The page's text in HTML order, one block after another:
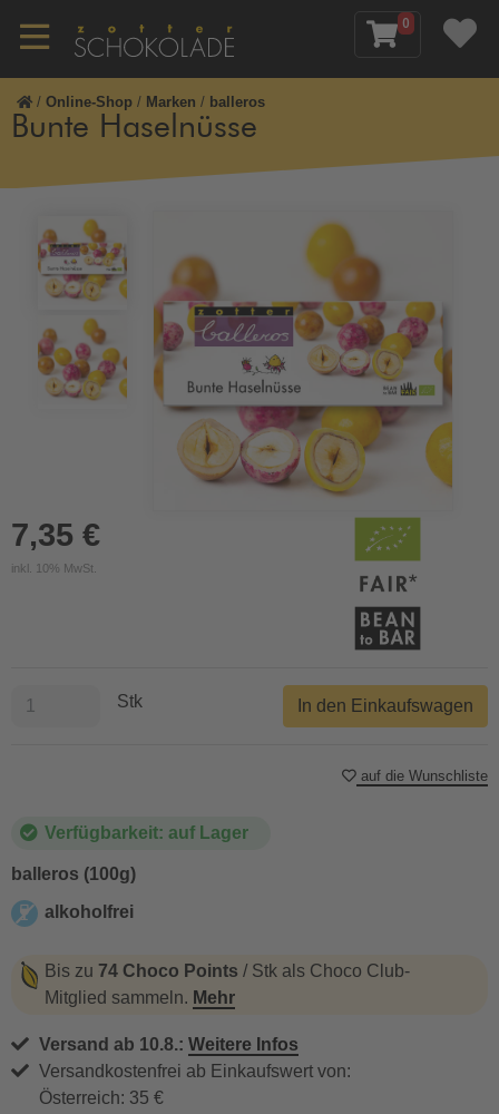
0
/ Online-Shop / Marken / balleros
Bunte Haselnüsse
7,35 €
inkl. 10% MwSt.
Verfügbarkeit: auf Lager
balleros (100g)
alkoholfrei
Bis zu 74 Choco Points / Stk als Choco Club-
Mitglied sammeln. Mehr
Versand ab 10.8.: Weitere Infos
Versandkostenfrei ab Einkaufswert von:
Österreich: 35 €
Stk In den Einkaufswagen
auf die Wunschliste